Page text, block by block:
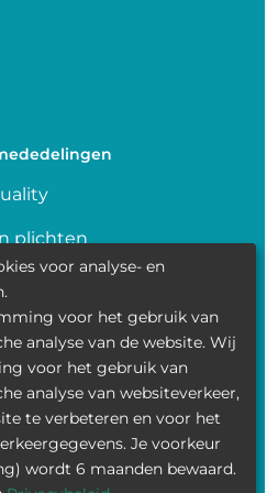
plichten
la vie privée
Wettelijke mededelingen
voor analyse- en
voor het gebruik van
analyse van de website. Wij
voor het gebruik van
analyse van websiteverkeer,
te verbeteren en voor het
Je voorkeur
wordt 6 maanden bewaard.